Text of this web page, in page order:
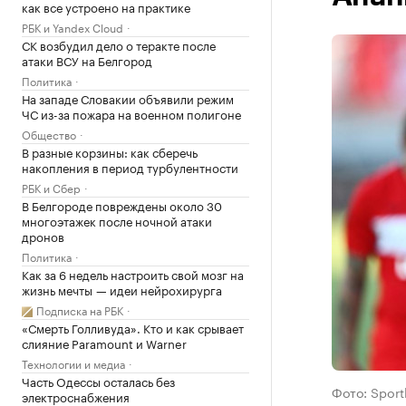
как все устроено на практике
РБК и Yandex Cloud
СК возбудил дело о теракте после
атаки ВСУ на Белгород
Политика
На западе Словакии объявили режим
ЧС из-за пожара на военном полигоне
Общество
В разные корзины: как сберечь
накопления в период турбулентности
РБК и Сбер
В Белгороде повреждены около 30
многоэтажек после ночной атаки
дронов
Политика
Как за 6 недель настроить свой мозг на
жизнь мечты — идеи нейрохирурга
Подписка на РБК
«Смерть Голливуда». Кто и как срывает
слияние Paramount и Warner
Технологии и медиа
Часть Одессы осталась без
электроснабжения
Фото: